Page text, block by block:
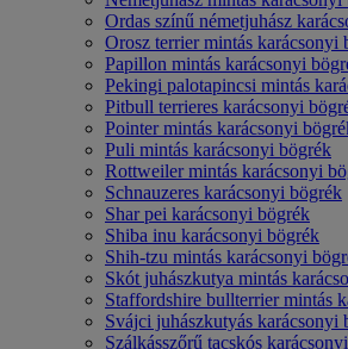
Ordas színű németjuhász
Orosz terrier mintás karácsonyi
Papillon mintás karácsonyi
Pekingi palotapincsi mintás
Pitbull terrieres karácsonyi
Pointer mintás karácsonyi
Puli mintás karácsonyi bögrék
Rottweiler mintás karácsonyi
Schnauzeres karácsonyi bögrék
Shar pei karácsonyi bögrék
Shiba inu karácsonyi bögrék
Shih-tzu mintás karácsonyi
Skót juhászkutya mintás
Staffordshire bullterrier mintás
Svájci juhászkutyás karácsonyi
Szálkásszőrű tacskós